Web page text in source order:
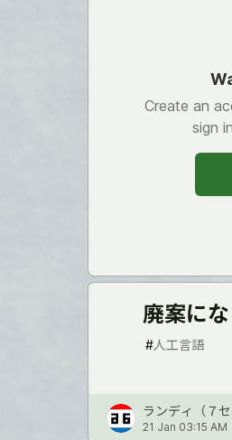
Create an
sign
廃案に
#人工言語
ランディ（７セ
21 Jan 03:15 AM